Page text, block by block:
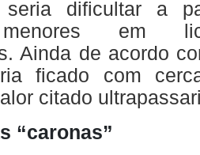
dificultar a
menores em
Ainda de acordo
ficado com
citado
“caronas”